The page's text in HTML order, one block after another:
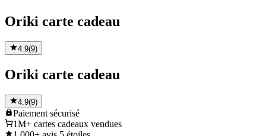
Oriki carte cadeau
4.9(9)
Oriki carte cadeau
4.9(9)
Paiement sécurisé
1M+ cartes cadeaux vendues